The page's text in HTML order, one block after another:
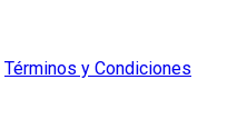
Términos y Condiciones